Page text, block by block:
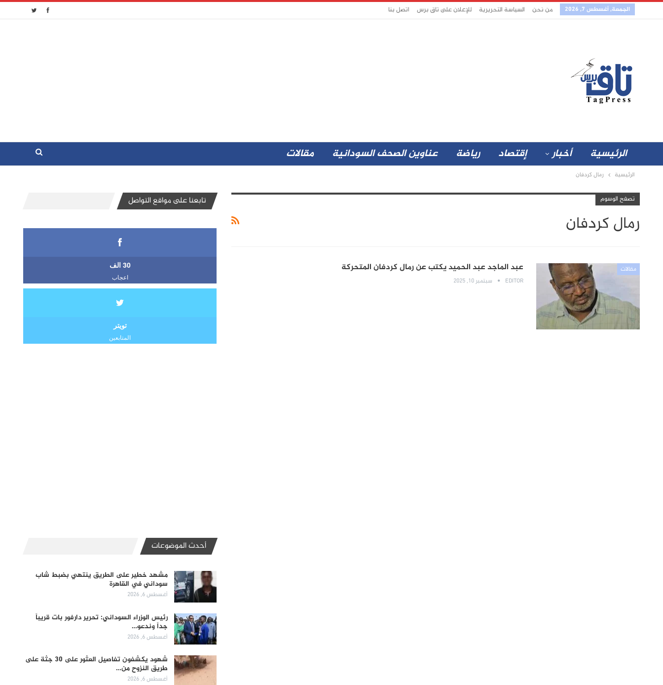
الجمعة, أغسطس 7, 2026 من نحن السياسة التحريرية للإعلان على تاق برس اتصل بنا
الرئيسية أخبار إقتصاد رياضة عناوين الصحف السودانية مقالات
الرئيسية رمال كردفان
تصفح الوسوم
رمال كردفان
مقالات عبد الماجد عبد الحميد يكتب عن رمال كردفان المتحركة
EDITOR سبتمبر 10, 2025
تابعنا على مواقع التواصل
30 الف
اعجاب
تويتر
المتابعين
أحدث الموضوعات
مشهد خطير على الطريق ينتهي بضبط شاب
سوداني في القاهرة
أغسطس 6, 2026
رئيس الوزراء السوداني: تحرير دارفور بات قريباً
جداً وندعو…
أغسطس 6, 2026
شهود يكشفون تفاصيل العثور على 30 جثة على
طريق النزوح من…
أغسطس 6, 2026